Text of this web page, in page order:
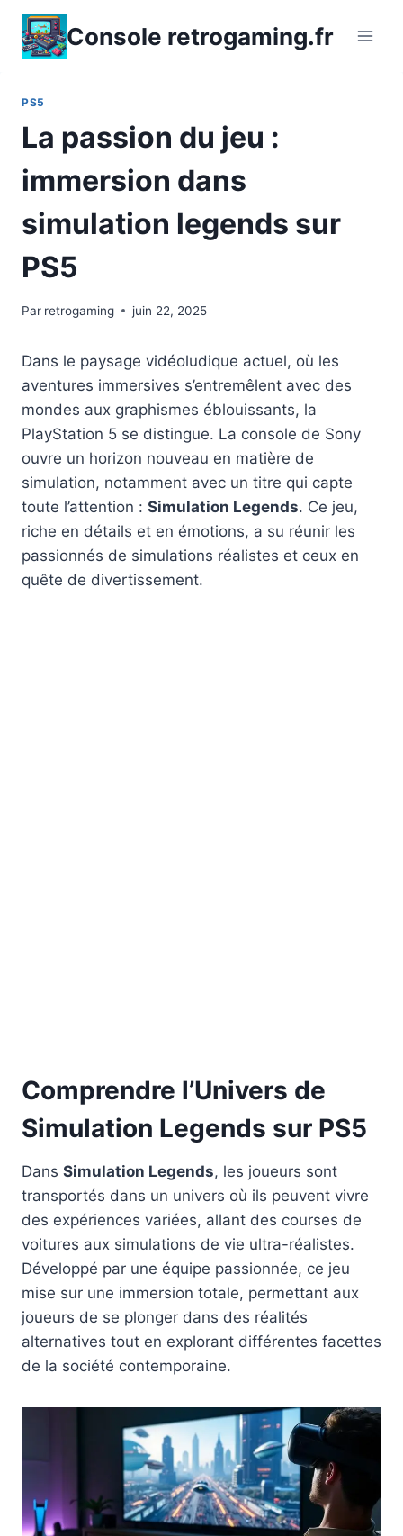
Aller
contenu
Console retrogaming.fr
PS5
La passion du jeu :
immersion dans
simulation legends sur
PS5
Par retrogaming juin 22, 2025
Dans le paysage vidéoludique actuel, où les
aventures immersives s’entremêlent avec des
mondes aux graphismes éblouissants, la
PlayStation 5 se distingue. La console de Sony
ouvre un horizon nouveau en matière de
simulation, notamment avec un titre qui capte
toute l’attention : Simulation Legends. Ce jeu,
riche en détails et en émotions, a su réunir les
passionnés de simulations réalistes et ceux en
quête de divertissement.
Comprendre l’Univers de
Simulation Legends sur PS5
Dans Simulation Legends, les joueurs sont
transportés dans un univers où ils peuvent vivre
des expériences variées, allant des courses de
voitures aux simulations de vie ultra-réalistes.
Développé par une équipe passionnée, ce jeu
mise sur une immersion totale, permettant aux
joueurs de se plonger dans des réalités
alternatives tout en explorant différentes facettes
de la société contemporaine.